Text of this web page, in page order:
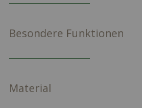
Besondere Funktionen
Material